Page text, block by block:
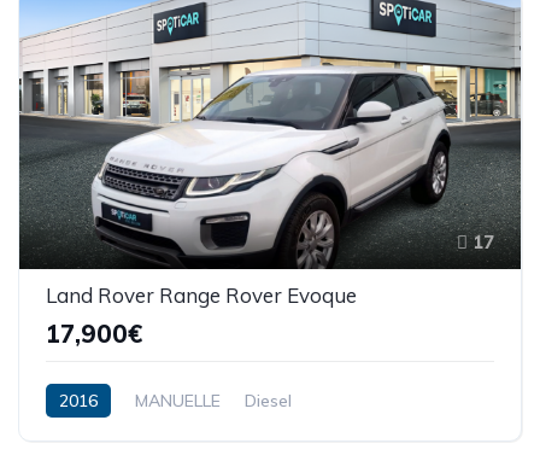
17
Land Rover Range Rover Evoque
17,900€
2016 MANUELLE Diesel